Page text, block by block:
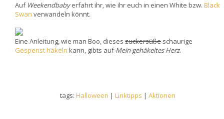
Auf Weekendbabyerfahrt ihr, wie ihr euch in einen White bzw. Black
Swan verwandeln könnt.
Eine Anleitung, wie man Boo, dieses zuckersüße schaurige
Gespenst häkeln kann, gibts aufMein gehäkeltes Herz.
tags:Halloween |Linktipps |Aktionen